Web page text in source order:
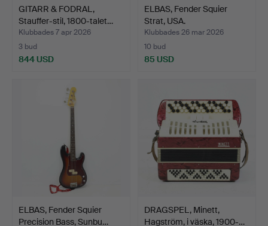
GITARR & FODRAL,
Stauffer-stil, 1800-talet…
Klubbades 7 apr 2026
3 bud
844 USD
ELBAS, Fender Squier
Strat, USA.
Klubbades 26 mar 2026
10 bud
85 USD
ELBAS, Fender Squier
Precision Bass, Sunbu…
DRAGSPEL, Minett,
Hagström, i väska, 1900-…